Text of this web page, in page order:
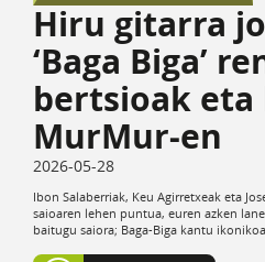
Hiru gitarra
‘Baga Biga’
bertsioak eta
MurMur-en
2026-05-28
Ibon Salaberriak, Keu Agirretxeak eta
saioaren lehen puntua, euren azken
baitugu saiora; Baga-Biga kantu